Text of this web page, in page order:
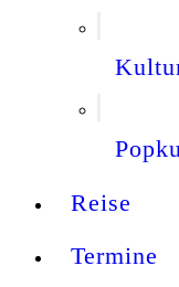
Reise
Termine